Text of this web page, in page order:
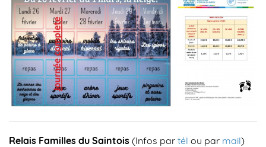
Relais Familles du Saintois (Infos par tél ou par mail)